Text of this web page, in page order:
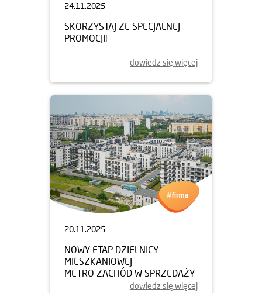
24.11.2025
SKORZYSTAJ ZE SPECJALNEJ
PROMOCJI!
dowiedz się więcej
20.11.2025
NOWY ETAP DZIELNICY
MIESZKANIOWEJ
METRO ZACHÓD W SPRZEDAŻY
dowiedz się więcej